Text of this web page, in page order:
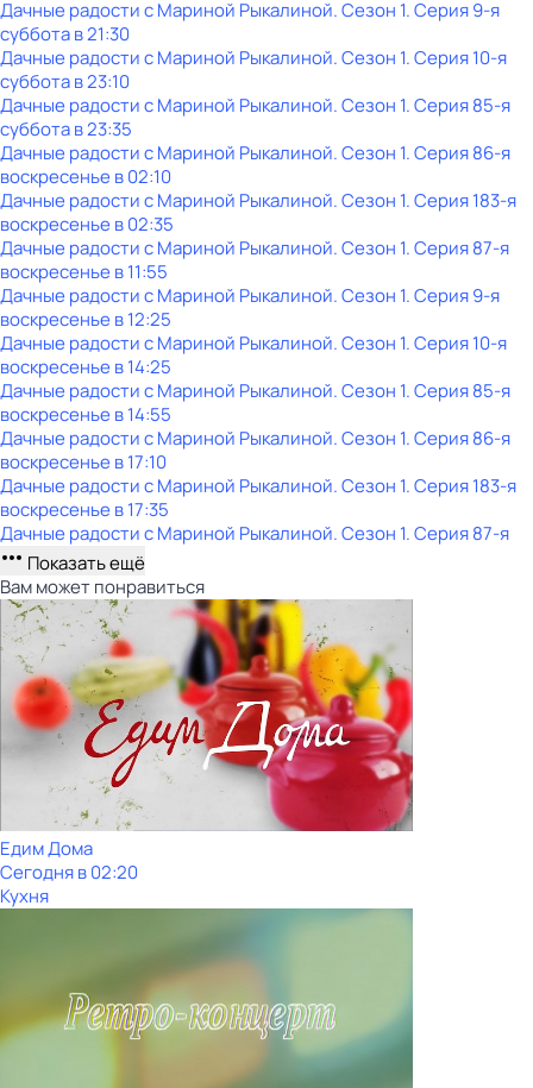
Дачные радости с Мариной Рыкалиной. Сезон 1. Серия 9-я
субботав21:30
Дачные радости с Мариной Рыкалиной. Сезон 1. Серия 10-я
субботав23:10
Дачные радости с Мариной Рыкалиной. Сезон 1. Серия 85-я
субботав23:35
Дачные радости с Мариной Рыкалиной. Сезон 1. Серия 86-я
воскресенье в02:10
Дачные радости с Мариной Рыкалиной. Сезон 1. Серия 183-я
воскресенье в02:35
Дачные радости с Мариной Рыкалиной. Сезон 1. Серия 87-я
воскресенье в11:55
Дачные радости с Мариной Рыкалиной. Сезон 1. Серия 9-я
воскресенье в12:25
Дачные радости с Мариной Рыкалиной. Сезон 1. Серия 10-я
воскресенье в14:25
Дачные радости с Мариной Рыкалиной. Сезон 1. Серия 85-я
воскресенье в14:55
Дачные радости с Мариной Рыкалиной. Сезон 1. Серия 86-я
воскресенье в17:10
Дачные радости с Мариной Рыкалиной. Сезон 1. Серия 183-я
воскресенье в17:35
Дачные радости с Мариной Рыкалиной. Сезон 1. Серия 87-я
Показать ещё
Вам может понравиться
Едим Дома
Сегодня в 02:20
Кухня